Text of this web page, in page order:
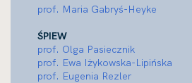
prof. Maria Gabryś-Heyke
ŚPIEW
prof. Olga Pasiecznik
prof. Ewa Iżykowska-Lipińska
prof. Eugenia Rezler